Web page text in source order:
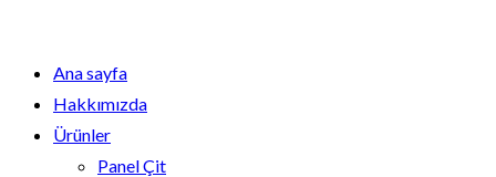
Ana sayfa
Hakkımızda
Ürünler
Panel Çit